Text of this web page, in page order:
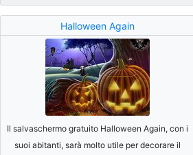
Halloween Again
Il salvaschermo gratuito Halloween Again, con i
suoi abitanti, sarà molto utile per decorare il